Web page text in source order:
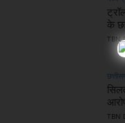
के
TBN
TBN